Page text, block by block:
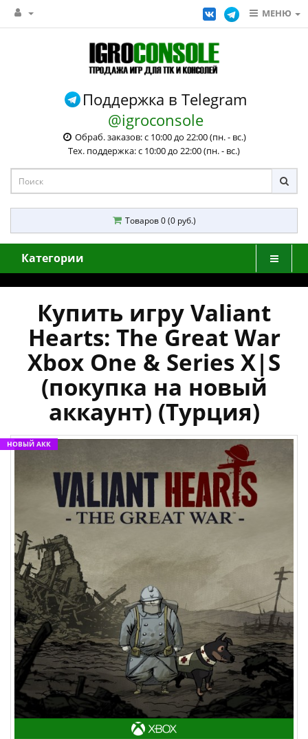
МЕНЮ
Поддержка в Telegram
@igroconsole
Обраб. заказов: с 10:00 до 22:00 (пн. - вс.)
Тех. поддержка: с 10:00 до 22:00 (пн. - вс.)
Товаров 0 (0 руб.)
Категории
Купить игру Valiant
Hearts: The Great War
Xbox One & Series X|S
(покупка на новый
аккаунт) (Турция)
НОВЫЙ АКК